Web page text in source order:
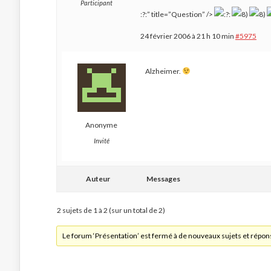
Participant
:?:” title=”Question” />
24 février 2006 à 21 h 10 min #5975
Anonyme
Invité
Alzheimer.
Auteur Messages
2 sujets de 1 à 2 (sur un total de 2)
Le forum ‘Présentation’ est fermé à de nouveaux sujets et